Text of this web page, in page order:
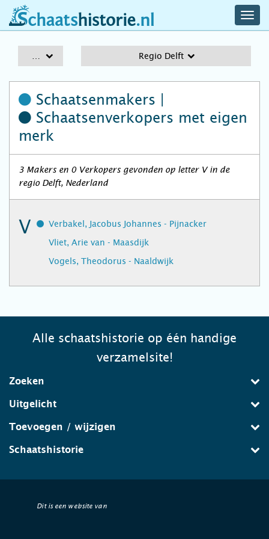
schaatshistorie.nl
Regio Delft
Schaatsenmakers |
Schaatsenverkopers met eigen
merk
3 Makers en 0 Verkopers gevonden op letter V in de
regio Delft, Nederland
V
Verbakel, Jacobus Johannes - Pijnacker
Vliet, Arie van - Maasdijk
Vogels, Theodorus - Naaldwijk
Alle schaatshistorie op één handige
verzamelsite!
Zoeken
Uitgelicht
Toevoegen / wijzigen
Schaatshistorie
Dit is een website van